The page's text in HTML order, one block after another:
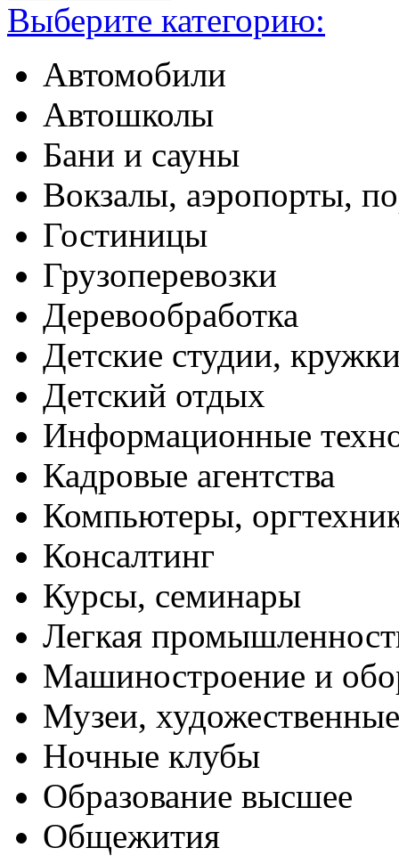
Выберите категорию:
Автомобили
Автошколы
Бани и сауны
Вокзалы, аэропорты,
Гостиницы
Грузоперевозки
Деревообработка
Детские студии,
Детский отдых
Информационные
Кадровые агентства
Компьютеры,
Консалтинг
Курсы, семинары
Легкая
Машиностроение и
Музеи,
Ночные клубы
Образование высшее
Общежития